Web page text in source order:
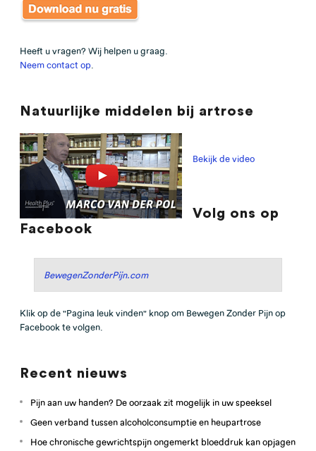
Heeft u vragen? Wij helpen u graag.
Neem contact op
Natuurlijke middelen bij artrose
Bekijk de video
Volg ons op
Facebook
BewegenZonderPijn.com
Klik op de "Pagina leuk vinden" knop om Bewegen Zonder Pijn op
Facebook te volgen.
Recent nieuws
Pijn aan uw handen? De oorzaak zit mogelijk in uw speeksel
Geen verband tussen alcoholconsumptie en heupartrose
Hoe chronische gewrichtspijn ongemerkt bloeddruk kan opjagen